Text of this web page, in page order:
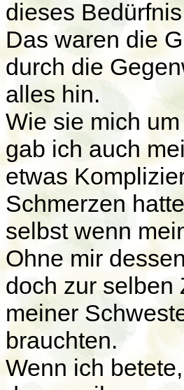
dieses
Das waren die
durch die
alles hin.
Wie sie mich
gab ich auch
etwas
Schmerzen
selbst wenn
Ohne mir
doch zur selben
meiner
brauchten.
Wenn ich